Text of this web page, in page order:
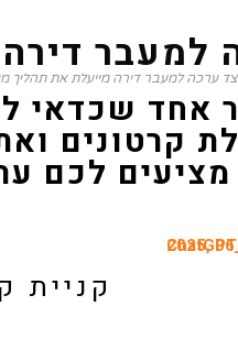
ערכה למעבר דירה מייעלת את תהליך
למעבר
אחד שכדאי
קרטונים
מציעים לכם
קניית